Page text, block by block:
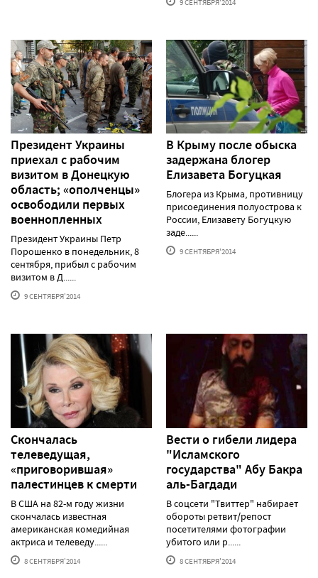
Президент Украины
приехал с рабочим
визитом в Донецкую
область; «ополченцы»
освободили первых
военнопленных
Президент Украины Петр
Порошенко в понедельник, 8
сентября, прибыл с рабочим
визитом в Д......
9 СЕНТЯБРЯ'2014
В Крыму после обыска
задержана блогер
Елизавета Богуцкая
Блогера из Крыма, противницу
присоединения полуострова к
России, Елизавету Богуцкую
заде......
9 СЕНТЯБРЯ'2014
Скончалась
телеведущая,
«приговорившая»
палестинцев к смерти
В США на 82-м году жизни
скончалась известная
американская комедийная
актриса и телеведу......
8 СЕНТЯБРЯ'2014
Вести о гибели лидера
"Исламского
государства" Абу Бакра
аль-Багдади
В соцсети "Твиттер" набирает
обороты ретвит/репост
посетителями фотографии
убитого или р......
8 СЕНТЯБРЯ'2014